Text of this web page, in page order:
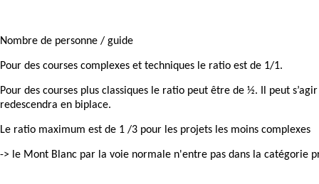
Nombre de personne / guide
Pour des courses complexes et techniques le ratio est de 1/1.
Pour des courses plus classiques le ratio peut être de ½. Il peut
redescendra en biplace.
Le ratio maximum est de 1 /3 pour les projets les moins complexes
-> le Mont Blanc par la voie normale n'entre pas dans la catégorie